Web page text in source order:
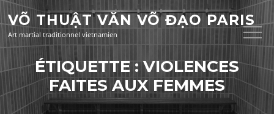
Aller
au
contenu
VÕ THUẬT VĂN VÕ ĐẠO PARIS
Art martial traditionnel vietnamien
ÉTIQUETTE :VIOLENCES
FAITES AUX FEMMES